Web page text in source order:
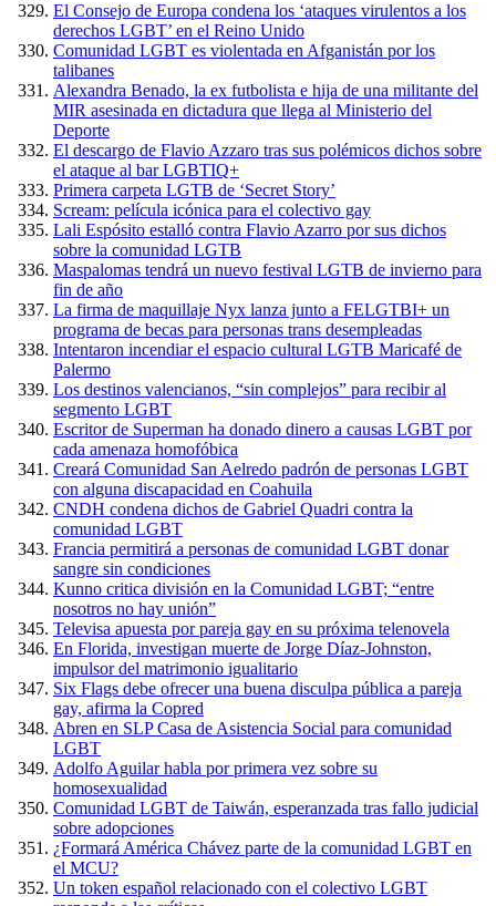
El Consejo de Europa condena los ‘ataques virulentos a los
derechos LGBT’ en el Reino Unido
Comunidad LGBT es violentada en Afganistán por los
talibanes
Alexandra Benado, la ex futbolista e hija de una militante del
MIR asesinada en dictadura que llega al Ministerio del
Deporte
El descargo de Flavio Azzaro tras sus polémicos dichos sobre
el ataque al bar LGBTIQ+
Primera carpeta LGTB de ‘Secret Story’
Scream: película icónica para el colectivo gay
Lali Espósito estalló contra Flavio Azarro por sus dichos
sobre la comunidad LGTB
Maspalomas tendrá un nuevo festival LGTB de invierno para
fin de año
La firma de maquillaje Nyx lanza junto a FELGTBI+ un
programa de becas para personas trans desempleadas
Intentaron incendiar el espacio cultural LGTB Maricafé de
Palermo
Los destinos valencianos, “sin complejos” para recibir al
segmento LGBT
Escritor de Superman ha donado dinero a causas LGBT por
cada amenaza homofóbica
Creará Comunidad San Aelredo padrón de personas LGBT
con alguna discapacidad en Coahuila
CNDH condena dichos de Gabriel Quadri contra la
comunidad LGBT
Francia permitirá a personas de comunidad LGBT donar
sangre sin condiciones
Kunno critica división en la Comunidad LGBT; “entre
nosotros no hay unión”
Televisa apuesta por pareja gay en su próxima telenovela
En Florida, investigan muerte de Jorge Díaz-Johnston,
impulsor del matrimonio igualitario
Six Flags debe ofrecer una buena disculpa pública a pareja
gay, afirma la Copred
Abren en SLP Casa de Asistencia Social para comunidad
LGBT
Adolfo Aguilar habla por primera vez sobre su
homosexualidad
Comunidad LGBT de Taiwán, esperanzada tras fallo judicial
sobre adopciones
¿Formará América Chávez parte de la comunidad LGBT en
el MCU?
Un token español relacionado con el colectivo LGBT